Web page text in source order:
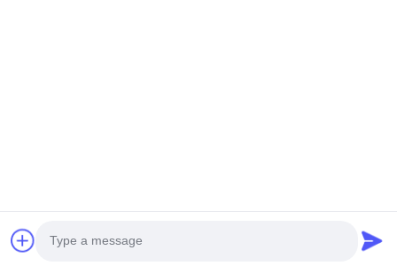
Copyright © 2014-2026 China Kingmax Industrial Co.,ltd.. All Rights Reserved.